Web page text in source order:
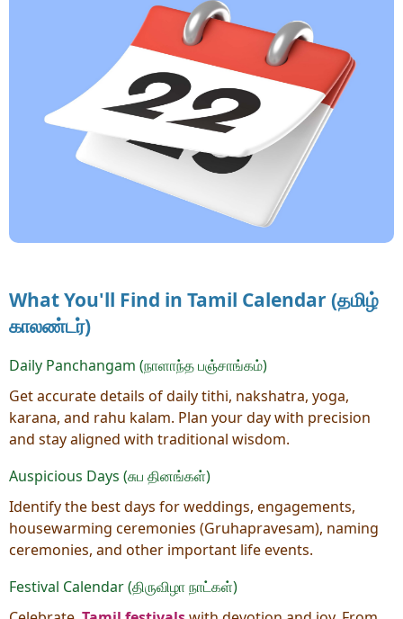
What You'll Find in Tamil Calendar (தமிழ்
காலண்டர்)
Daily Panchangam (நாளாந்த பஞ்சாங்கம்)
Get accurate details of daily tithi, nakshatra, yoga,
karana, and rahu kalam. Plan your day with precision
and stay aligned with traditional wisdom.
Auspicious Days (சுப தினங்கள்)
Identify the best days for weddings, engagements,
housewarming ceremonies (Gruhapravesam), naming
ceremonies, and other important life events.
Festival Calendar (திருவிழா நாட்கள்)